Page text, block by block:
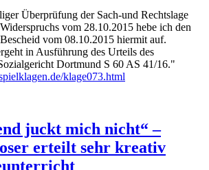
Überprüfung der Sach-und Rechtslage
vom 28.10.2015 hebe ich den
vom 08.10.2015 hiermit auf.
in Ausführung des Urteils des
Dortmund S 60 AS 41/16."
klage073.html
juckt mich nicht“ –
erteilt sehr kreativ